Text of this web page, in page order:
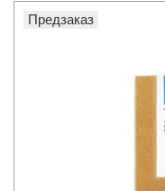
Предзаказ